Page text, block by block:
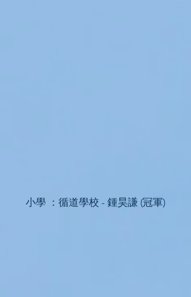
小學 ：循道學校 - 鍾昊謙 (冠軍)